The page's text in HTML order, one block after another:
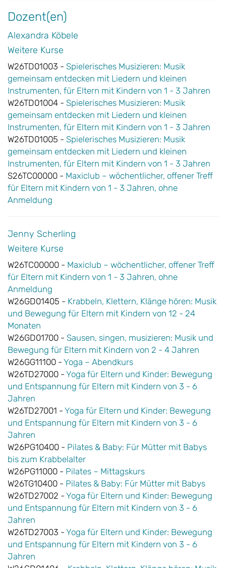
Dozent(en)
Alexandra Köbele
Weitere Kurse
W26TD01003 - Spielerisches Musizieren: Musik
gemeinsam entdecken mit Liedern und kleinen
Instrumenten, für Eltern mit Kindern von 1 - 3 Jahren
W26TD01004 - Spielerisches Musizieren: Musik
gemeinsam entdecken mit Liedern und kleinen
Instrumenten, für Eltern mit Kindern von 1 - 3 Jahren
W26TD01005 - Spielerisches Musizieren: Musik
gemeinsam entdecken mit Liedern und kleinen
Instrumenten, für Eltern mit Kindern von 1 - 3 Jahren
S26TC00000 - Maxiclub – wöchentlicher, offener Treff
für Eltern mit Kindern von 1 - 3 Jahren, ohne
Anmeldung
Jenny Scherling
Weitere Kurse
W26TC00000 - Maxiclub – wöchentlicher, offener Treff
für Eltern mit Kindern von 1 - 3 Jahren, ohne
Anmeldung
W26GD01405 - Krabbeln, Klettern, Klänge hören: Musik
und Bewegung für Eltern mit Kindern von 12 - 24
Monaten
W26GD01700 - Sausen, singen, musizieren: Musik und
Bewegung für Eltern mit Kindern von 2 - 4 Jahren
W26GG11100 - Yoga – Abendkurs
W26TD27000 - Yoga für Eltern und Kinder: Bewegung
und Entspannung für Eltern mit Kindern von 3 - 6
Jahren
W26TD27001 - Yoga für Eltern und Kinder: Bewegung
und Entspannung für Eltern mit Kindern von 3 - 6
Jahren
W26PG10400 - Pilates & Baby: Für Mütter mit Babys
bis zum Krabbelalter
W26PG11000 - Pilates – Mittagskurs
W26TG10400 - Pilates & Baby: Für Mütter mit Babys
W26TD27002 - Yoga für Eltern und Kinder: Bewegung
und Entspannung für Eltern mit Kindern von 3 - 6
Jahren
W26TD27003 - Yoga für Eltern und Kinder: Bewegung
und Entspannung für Eltern mit Kindern von 3 - 6
Jahren